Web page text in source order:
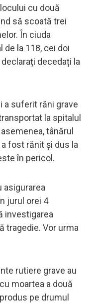
cu două
să scoată trei
În ciuda
la 118, cei doi
decedați la
a suferit răni grave
la spitalul
tânărul
fost rănit și dus la
în pericol.
asigurarea
jurul orei 4
investigarea
tragedie. Vor urma
rutiere grave au
moartea a două
pe drumul